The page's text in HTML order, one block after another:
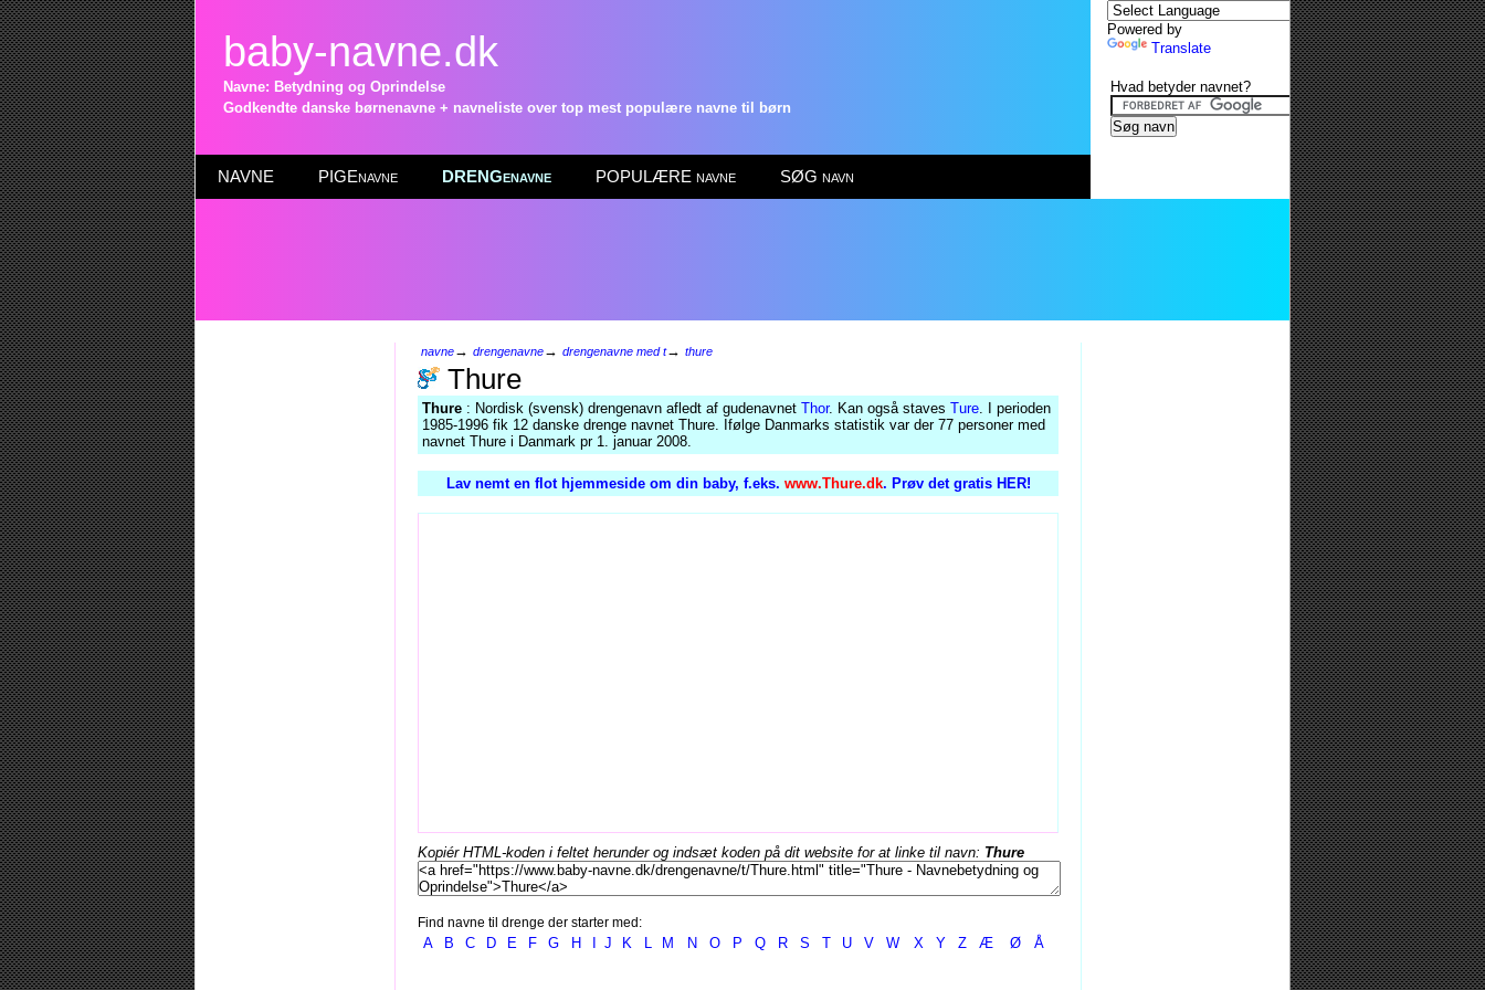
baby-navne.dk
Navne: Betydning og Oprindelse
Godkendte danske børnenavne + navneliste over top mest populære navne til børn
NAVNE PIGEnavne DRENGenavne POPULÆRE navne SØG navn
navne→ drengenavne→ drengenavne med t→ thure
Thure
Thure : Nordisk (svensk) drengenavn afledt af gudenavnet Thor. Kan også staves Ture. I perioden
1985-1996 fik 12 danske drenge navnet Thure. Ifølge Danmarks statistik var der 77 personer med
navnet Thure i Danmark pr 1. januar 2008.
Lav nemt en flot hjemmeside om din baby, f.eks. www.Thure.dk. Prøv det gratis HER!
Kopiér HTML-koden i feltet herunder og indsæt koden på dit website for at linke til navn: Thure
Find navne til drenge der starter med:
A B C D E F G H J K L M N O P Q R S T U V W X Y Z Æ Ø Å
Powered by
Translate
Hvad betyder navnet?